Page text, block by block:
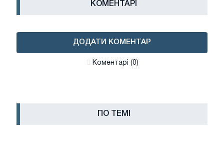
КОМЕНТАРІ
ДОДАТИ КОМЕНТАР
Коментарі (0)
ПО ТЕМІ